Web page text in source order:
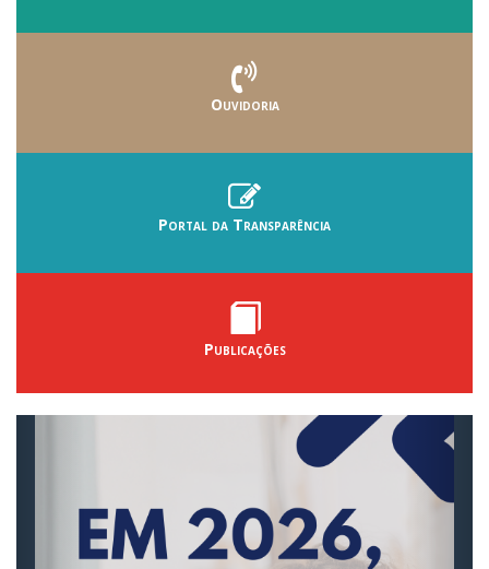
Ouvidoria
Portal da Transparência
Publicações